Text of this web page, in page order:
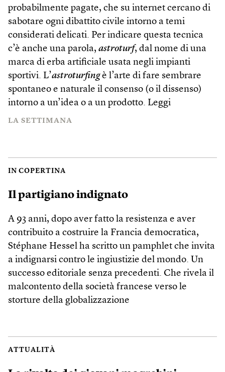
probabilmente pagate, che su internet cercano di
sabotare ogni dibattito civile intorno a temi
considerati delicati. Per indicare questa tecnica
c’è anche una parola, astroturf, dal nome di una
marca di erba artificiale usata negli impianti
sportivi. L’astroturfingè l’arte di fare sembrare
spontaneo e naturale il consenso (o il dissenso)
intorno a un’idea o a un prodotto. Leggi
LA SETTIMANA
IN COPERTINA
Il partigiano indignato
A 93 anni, dopo aver fatto la resistenza e aver
contribuito a costruire la Francia democratica,
Stéphane Hessel ha scritto un pamphlet che invita
a indignarsi contro le ingiustizie del mondo. Un
successo editoriale senza precedenti. Che rivela il
malcontento della società francese verso le
storture della globalizzazione
ATTUALITÀ